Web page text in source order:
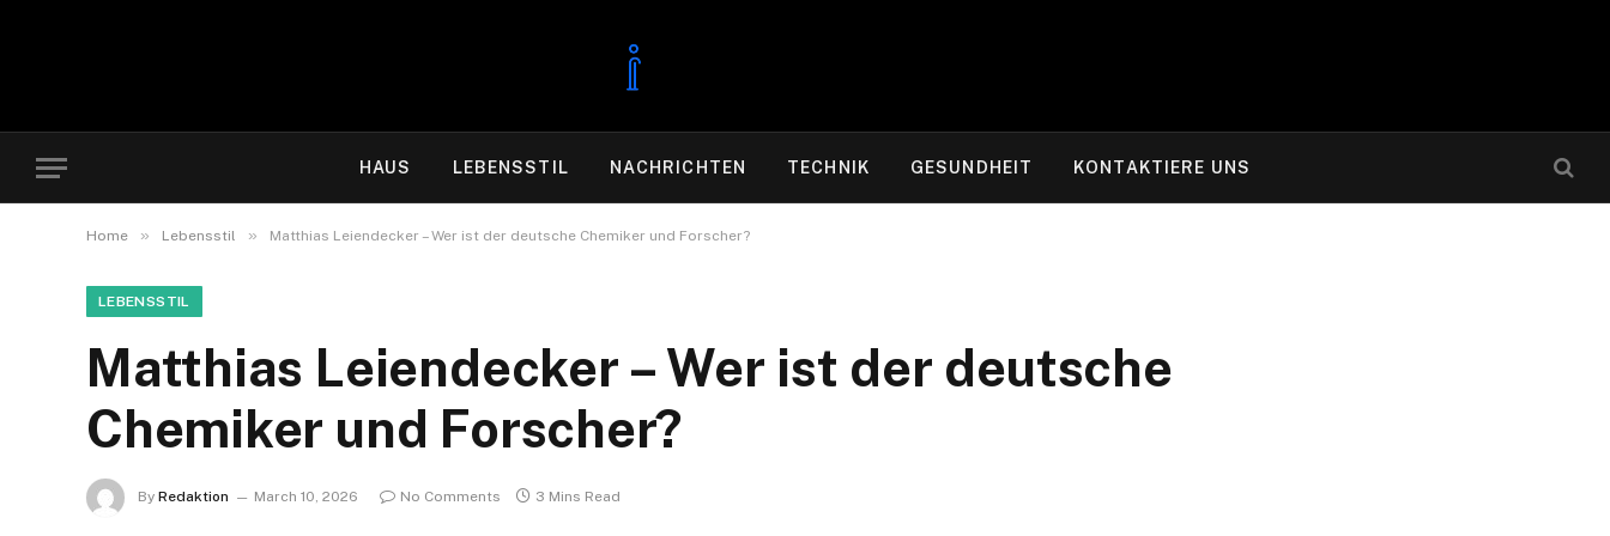
HAUS LEBENSSTIL NACHRICHTEN TECHNIK GESUNDHEIT KONTAKTIERE UNS
Home » Lebensstil » Matthias Leiendecker – Wer ist der deutsche Chemiker und Forscher?
LEBENSSTIL
Matthias Leiendecker – Wer ist der deutsche
Chemiker und Forscher?
By Redaktion March 10, 2026 No Comments 3 Mins Read